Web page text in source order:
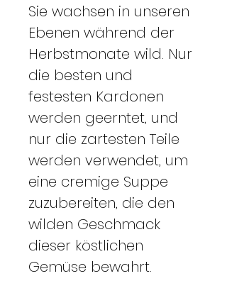
Sie wachsen in unseren
Ebenen während der
Herbstmonate wild. Nur
die besten und
festesten Kardonen
werden geerntet, und
nur die zartesten Teile
werden verwendet, um
eine cremige Suppe
zuzubereiten, die den
wilden Geschmack
dieser köstlichen
Gemüse bewahrt.